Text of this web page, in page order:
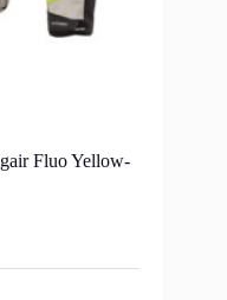
Fluo Yellow-